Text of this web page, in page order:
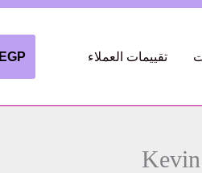
تقييمات العملاء EGP